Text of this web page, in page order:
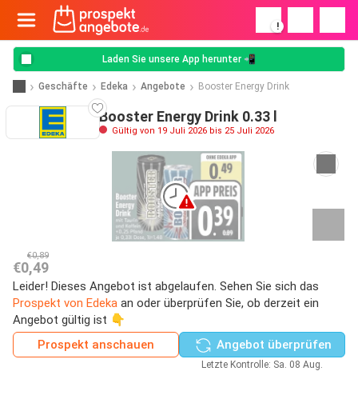
!
Laden Sie unsere App herunter 📲
Geschäfte Edeka Angebote Booster Energy Drink
Booster Energy Drink 0.33 l
Gültig von 19 Juli 2026 bis 25 Juli 2026
€0,89
€0,49
Leider! Dieses Angebot ist abgelaufen. Sehen Sie sich das
Prospekt von Edeka an oder überprüfen Sie, ob derzeit ein
Angebot gültig ist 👇
Prospekt anschauen
Angebot überprüfen
Letzte Kontrolle: Sa. 08 Aug.